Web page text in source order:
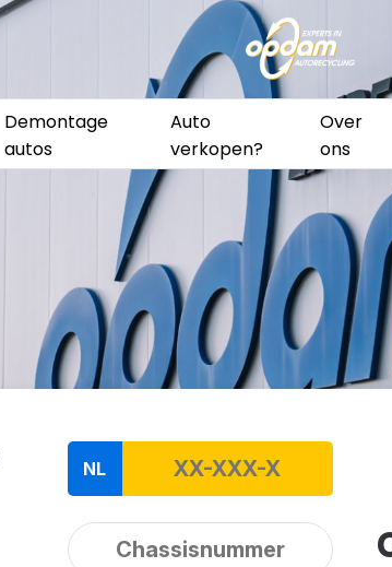
Demontage
autos
Auto
verkopen?
Over
ons
NL